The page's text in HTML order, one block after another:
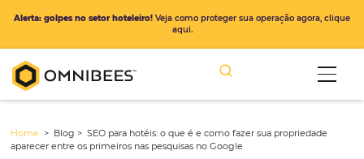
Alerta: golpes no setor hoteleiro!Veja como proteger sua operação